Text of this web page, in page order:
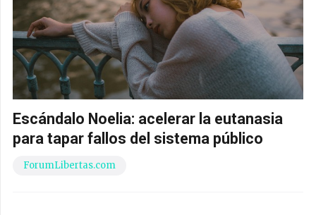
Escándalo Noelia: acelerar la eutanasia
para tapar fallos del sistema público
ForumLibertas.com